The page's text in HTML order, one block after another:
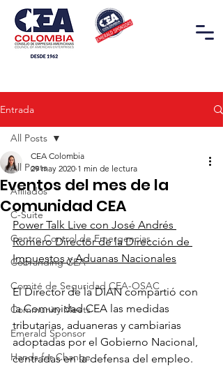
Entrada
All Posts
Afiliados
C-Suite
Centro Control de Emergencias
Cobranding CEA
Comité de Seguridad CEA-OSAC
Community Meets
Emerald Sponsor
Hands for Change
All Posts
Eventos del mes de la
Comunidad CEA
CEA Colombia
29 may 2020 1 min de lectura
Power Talk Live con José Andrés
Romero Director de la Dirección de
Impuestos y Aduanas Nacionales
El Director de la DIAN compartió con
la Comunidad CEA las medidas
tributarias, aduaneras y cambiarias
adoptadas por el Gobierno Nacional,
centradas en la defensa del empleo.